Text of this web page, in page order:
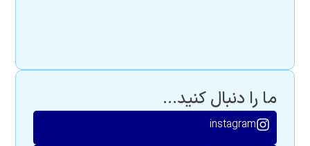
ما را دنبال کنید...
instagram